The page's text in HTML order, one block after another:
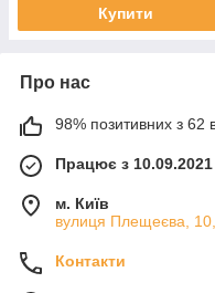
Купити
Про нас
98% позитивних з 62
Працює з 10.09.2021
м. Київ
вулиця Плещеєва, 10,
Контакти